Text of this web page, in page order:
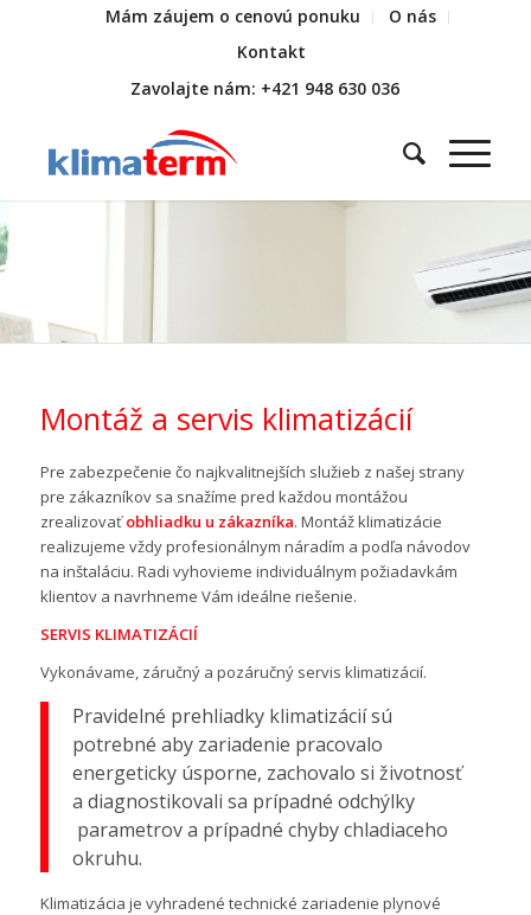
Mám záujem o cenovú ponuku
O nás
Kontakt
Zavolajte nám: +421 948 630 036
Montáž a servis klimatizácií
Pre zabezpečenie čo najkvalitnejších služieb z našej strany
pre zákazníkov sa snažíme pred každou montážou
zrealizovaťobhliadku u zákazníka. Montáž klimatizácie
realizujeme vždy profesionálnym náradím a podľa návodov
na inštaláciu. Radi vyhovieme individuálnym požiadavkám
klientov a navrhneme Vám ideálne riešenie.
SERVIS KLIMATIZÁCIÍ
Vykonávame, záručný a pozáručný servis klimatizácií.
Pravidelné prehliadky klimatizácií sú
potrebné aby zariadenie pracovalo
energeticky úsporne, zachovalo si životnosť
a diagnostikovali sa prípadné odchýlky
parametrov a prípadné chyby chladiaceho
okruhu.
Klimatizácia je vyhradené technické zariadenie plynové